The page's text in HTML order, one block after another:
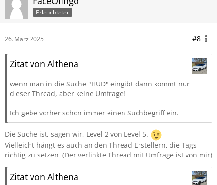
Erleuchteter
26. März 2025 #8
Zitat von Althena
wenn man in die Suche "HUD" eingibt dann kommt nur
dieser Thread, aber keine Umfrage!
Ich gebe vorher schon immer einen Suchbegriff ein.
Die Suche ist, sagen wir, Level 2 von Level 5.
Vielleicht hängt es auch an den Thread Erstellern, die Tags
richtig zu setzen. (Der verlinkte Thread mit Umfrage ist von mir)
Zitat von Althena